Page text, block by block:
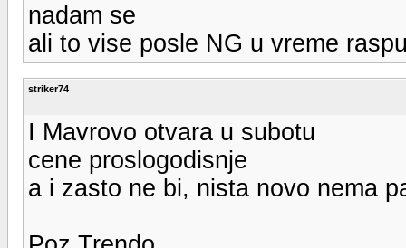
nadam se
ali to vise posle NG u vreme
striker74
I Mavrovo otvara u subotu
cene proslogodisnje
a i zasto ne bi, nista novo nema